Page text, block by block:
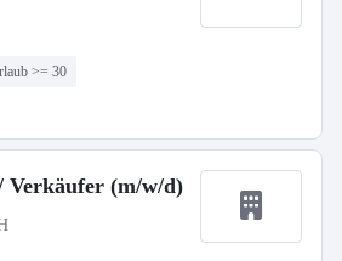
>= 30
Verkäufer (m/w/d)